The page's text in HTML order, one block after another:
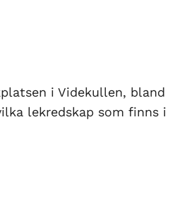
i Videkullen, bland
lekredskap som finns i